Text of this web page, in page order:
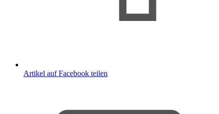
Artikel auf Facebook teilen